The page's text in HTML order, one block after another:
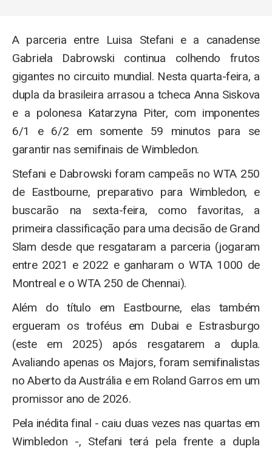
A parceria entre Luisa Stefani e a canadense
Gabriela Dabrowski continua colhendo frutos
gigantes no circuito mundial. Nesta quarta-feira, a
dupla da brasileira arrasou a tcheca Anna Siskova
e a polonesa Katarzyna Piter, com imponentes
6/1 e 6/2 em somente 59 minutos para se
garantir nas semifinais de Wimbledon.
Stefani e Dabrowski foram campeãs no WTA 250
de Eastbourne, preparativo para Wimbledon, e
buscarão na sexta-feira, como favoritas, a
primeira classificação para uma decisão de Grand
Slam desde que resgataram a parceria (jogaram
entre 2021 e 2022 e ganharam o WTA 1000 de
Montreal e o WTA 250 de Chennai).
Além do título em Eastbourne, elas também
ergueram os troféus em Dubai e Estrasburgo
(este em 2025) após resgatarem a dupla.
Avaliando apenas os Majors, foram semifinalistas
no Aberto da Austrália e em Roland Garros em um
promissor ano de 2026.
Pela inédita final - caiu duas vezes nas quartas em
Wimbledon -, Stefani terá pela frente a dupla